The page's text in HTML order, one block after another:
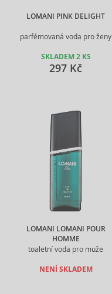
LOMANI PINK DELIGHT
parfémovaná voda pro ženy
SKLADEM 2 KS
297 Kč
LOMANI LOMANI POUR
HOMME
toaletní voda pro muže
NENÍ SKLADEM